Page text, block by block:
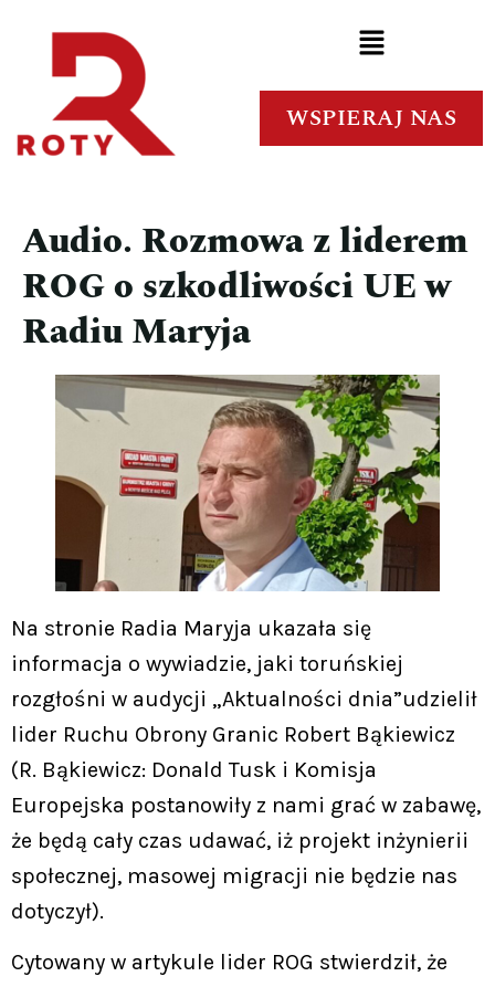
WSPIERAJ NAS
Audio. Rozmowa z liderem
ROG o szkodliwości UE w
Radiu Maryja
Na stronie Radia Maryja ukazała się
informacja o wywiadzie, jaki toruńskiej
rozgłośni w audycji „Aktualności dnia”udzielił
lider Ruchu Obrony Granic Robert Bąkiewicz
(R. Bąkiewicz: Donald Tusk i Komisja
Europejska postanowiły z nami grać w zabawę,
że będą cały czas udawać, iż projekt inżynierii
społecznej, masowej migracji nie będzie nas
dotyczył).
Cytowany w artykule lider ROG stwierdził, że